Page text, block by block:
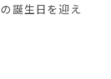
誕生日を迎え